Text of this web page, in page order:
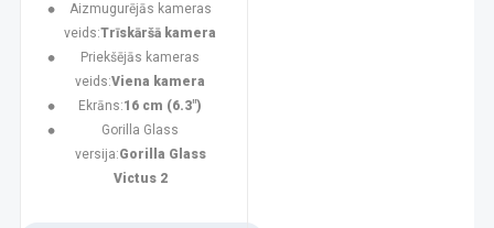
Aizmugurējās kameras
veids:Trīskāršā kamera
Priekšējās kameras
veids:Viena kamera
Ekrāns:16 cm (6.3")
Gorilla Glass
versija:Gorilla Glass
Victus 2